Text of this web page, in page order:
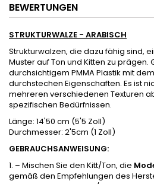
BEWERTUNGEN
STRUKTURWALZE - ARABISCH
Strukturwalzen, die dazu fähig sind,
Muster auf Ton und Kitten zu prägen.
durchsichtigem PMMA Plastik mit
durchstechen Eigenschaften. Es ist
mehreren verschiedenen Texturen
spezifischen Bedürfnissen.
Länge: 14'50 cm (5'5 Zoll)
Durchmesser: 2'5cm (1 Zoll)
GEBRAUCHSANWEISUNG:
1. – Mischen Sie den Kitt/Ton, die
gemäß den Empfehlungen des